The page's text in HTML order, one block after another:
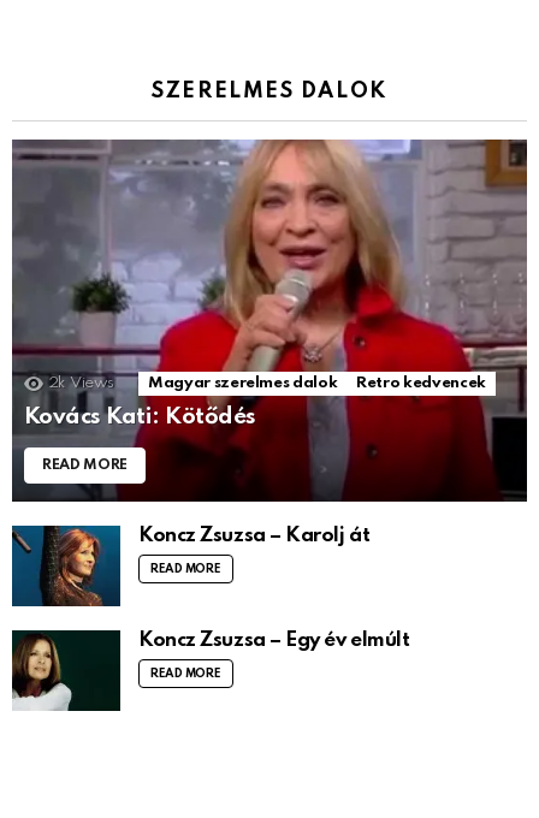
SZERELMES DALOK
2k Views Magyar szerelmes dalok Retro kedvencek
Kovács Kati: Kötődés
READ MORE
Koncz Zsuzsa – Karolj át
READ MORE
Koncz Zsuzsa – Egy év elmúlt
READ MORE